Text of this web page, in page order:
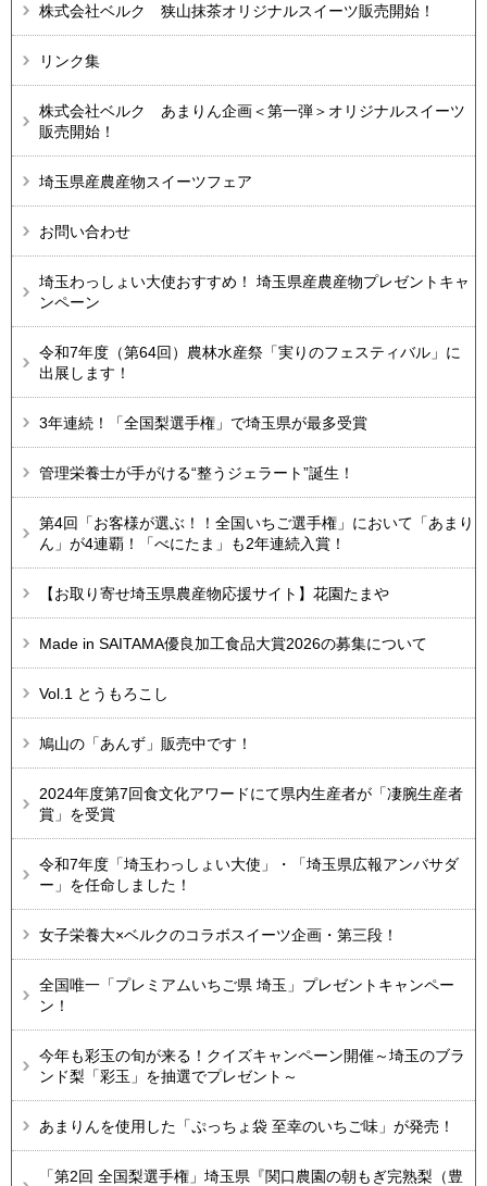
株式会社ベルク 狭山抹茶オリジナルスイーツ販売開始！
リンク集
株式会社ベルク あまりん企画＜第一弾＞オリジナルスイーツ
販売開始！
埼玉県産農産物スイーツフェア
お問い合わせ
埼玉わっしょい大使おすすめ！ 埼玉県産農産物プレゼントキャ
ンペーン
令和7年度（第64回）農林水産祭「実りのフェスティバル」に
出展します！
3年連続！「全国梨選手権」で埼玉県が最多受賞
管理栄養士が手がける“整うジェラート”誕生！
第4回「お客様が選ぶ！！全国いちご選手権」において「あまり
ん」が4連覇！「べにたま」も2年連続入賞！
【お取り寄せ埼玉県農産物応援サイト】花園たまや
Made in SAITAMA優良加工食品大賞2026の募集について
Vol.1 とうもろこし
鳩山の「あんず」販売中です！
2024年度第7回食文化アワードにて県内生産者が「凄腕生産者
賞」を受賞
令和7年度「埼玉わっしょい大使」・「埼玉県広報アンバサダ
ー」を任命しました！
女子栄養大×ベルクのコラボスイーツ企画・第三段！
全国唯一「プレミアムいちご県 埼玉」プレゼントキャンペー
ン！
今年も彩玉の旬が来る！クイズキャンペーン開催～埼玉のブラ
ンド梨「彩玉」を抽選でプレゼント～
あまりんを使用した「ぷっちょ袋 至幸のいちご味」が発売！
「第2回 全国梨選手権」埼玉県『関口農園の朝もぎ完熟梨（豊